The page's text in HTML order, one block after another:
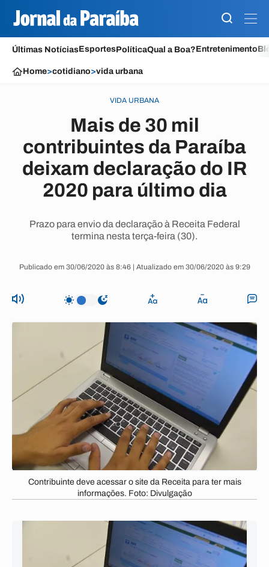
Últimas NotíciasEsportesPolíticaQual a Boa?Entretenimento
Home>cotidiano>vida urbana
VIDA URBANA
Mais de 30 mil
contribuintes da Paraíba
deixam declaração do IR
2020 para último dia
Prazo para envio da declaração à Receita Federal
termina nesta terça-feira (30).
Publicado em 30/06/2020 às 8:46 | Atualizado em 30/06/2020 às 9:29
Contribuinte deve acessar o site da Receita para ter mais
informações. Foto: Divulgação